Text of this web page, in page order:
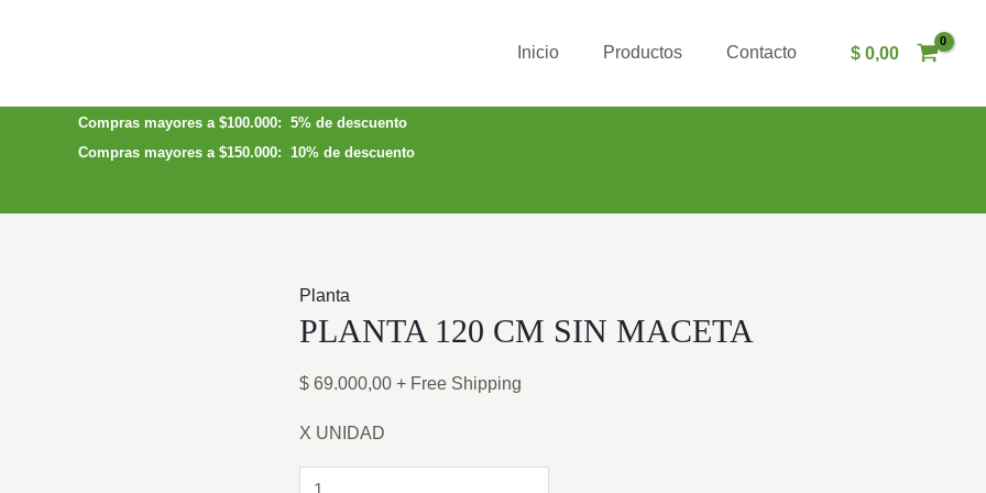
Inicio Productos Contacto $0,00
Compras mayores a $100.000: 5% de descuento
Compras mayores a $150.000: 10% de descuento
Planta
PLANTA 120 CM SIN MACETA
$ 69.000,00 + Free Shipping
X UNIDAD
PLANTA